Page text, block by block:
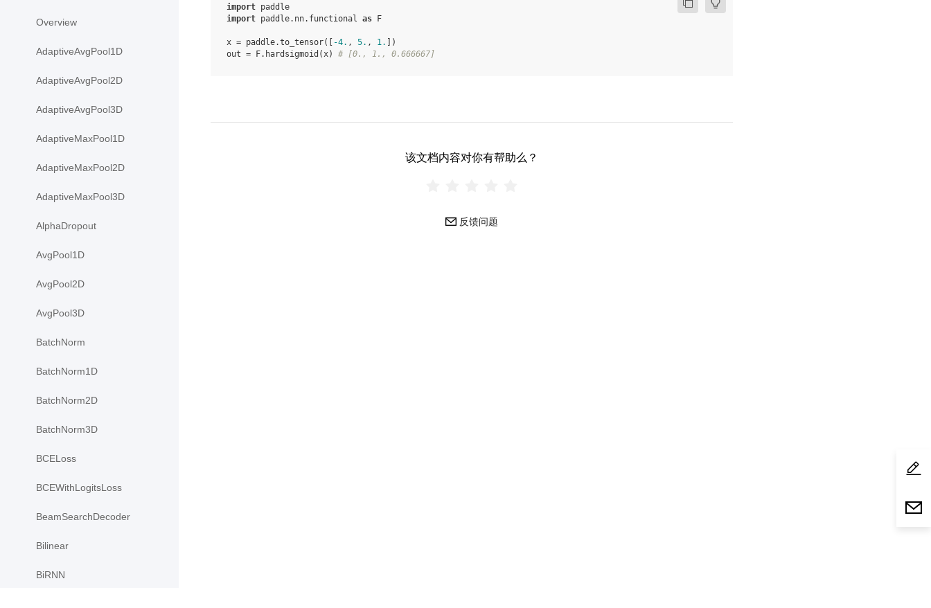
Overview
AdaptiveAvgPool1D
AdaptiveAvgPool2D
AdaptiveAvgPool3D
AdaptiveMaxPool1D
AdaptiveMaxPool2D
AdaptiveMaxPool3D
AlphaDropout
AvgPool1D
AvgPool2D
AvgPool3D
BatchNorm
BatchNorm1D
BatchNorm2D
BatchNorm3D
BCELoss
BCEWithLogitsLoss
BeamSearchDecoder
Bilinear
BiRNN
import paddle
import paddle.nn.functional as F
x = paddle.to_tensor([ -4. , 5. , 1. ])
out = F. hardsigmoid ( x) # [0., 1., 0.666667]
该文档内容对你有帮助么？
反馈问题